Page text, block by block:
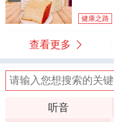
健康之路
查看更多
听音